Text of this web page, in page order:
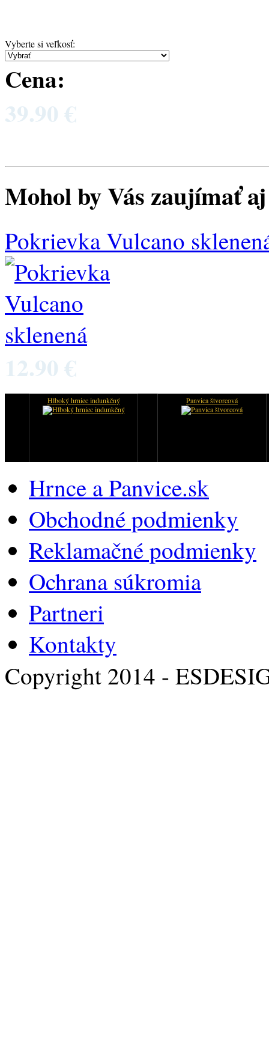
Vyberte si veľkosť:
Cena:
39.90 €
Mohol by Vás zaujímať
Pokrievka Vulcano
12.90 €
Hlboký hrniec indunkčný Panvica štvorcová
Hrnce a Panvice.sk
Obchodné podmienky
Reklamačné podmienky
Ochrana súkromia
Partneri
Kontakty
Copyright 2014 -